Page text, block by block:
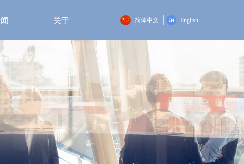
关于 简体中文 English